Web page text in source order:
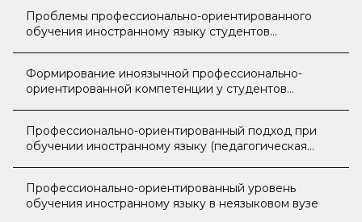
Проблемы профессионально-ориентированного
обучения иностранному языку студентов
Формирование иноязычной профессионально-
ориентированной компетенции у студентов
Профессионально-ориентированный подход при
обучении иностранному языку (педагогическая
Профессионально-ориентированный уровень
обучения иностранному языку в неязыковом вузе